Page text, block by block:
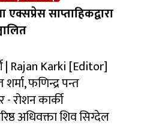
एक्सप्रेस साप्ताहिकद्वारा
| Rajan Karki [Editor]
फणिन्द्र पन्त
- रोशन कार्की
अधिवक्ता शिव सिग्देल